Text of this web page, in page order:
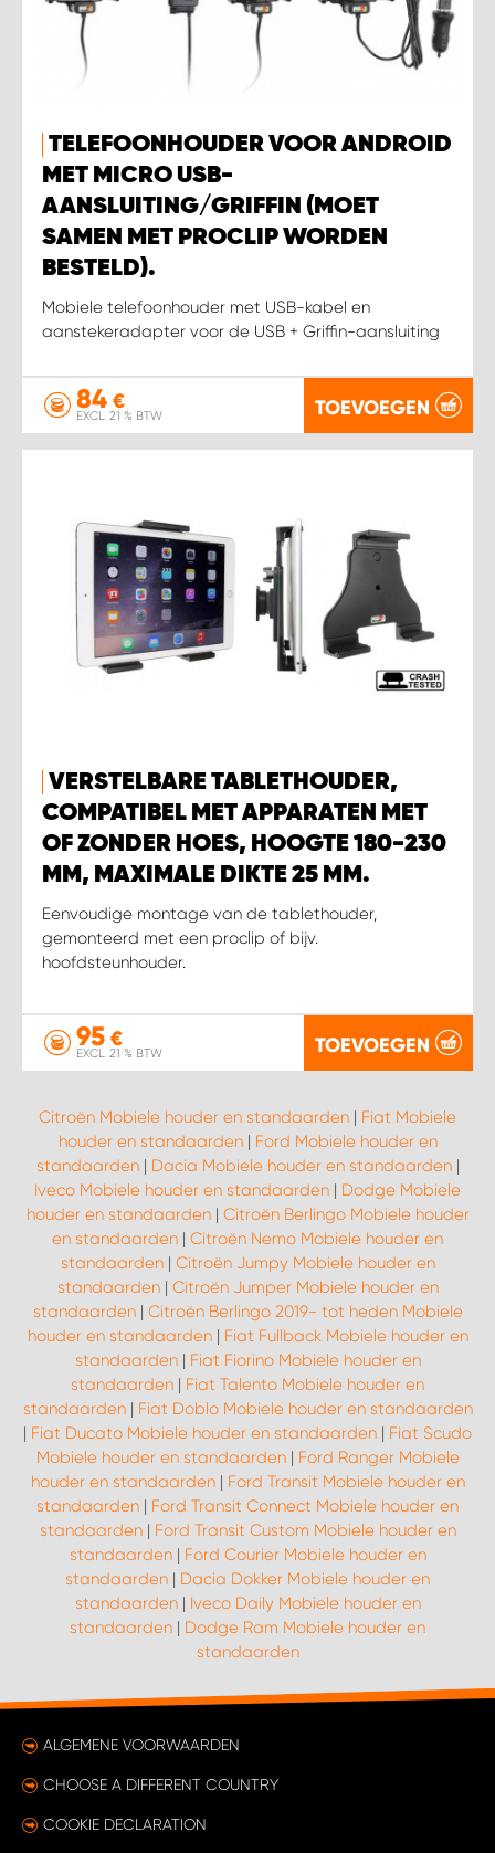
TELEFOONHOUDER VOOR ANDROID
MET MICRO USB-
AANSLUITING/GRIFFIN (MOET
SAMEN MET PROCLIP WORDEN
BESTELD).
Mobiele telefoonhouder met USB-kabel en
aanstekeradapter voor de USB + Griffin-aansluiting
84 €
EXCL. 21 % BTW TOEVOEGEN
VERSTELBARE TABLETHOUDER,
COMPATIBEL MET APPARATEN MET
OF ZONDER HOES, HOOGTE 180-230
MM, MAXIMALE DIKTE 25 MM.
Eenvoudige montage van de tablethouder,
gemonteerd met een proclip of bijv.
hoofdsteunhouder.
95 €
EXCL. 21 % BTW TOEVOEGEN
Citroën Mobiele houder en standaarden | Fiat Mobiele
houder en standaarden| Ford Mobiele houder en
standaarden| Dacia Mobiele houder en standaarden|
Iveco Mobiele houder en standaarden | Dodge Mobiele
houder en standaarden| Citroën Berlingo Mobiele houder
en standaarden | Citroën Nemo Mobiele houder en
standaarden| Citroën Jumpy Mobiele houder en
standaarden| Citroën Jumper Mobiele houder en
standaarden| Citroën Berlingo 2019- tot heden Mobiele
houder en standaarden| Fiat Fullback Mobiele houder en
standaarden| Fiat Fiorino Mobiele houder en
standaarden | Fiat Talento Mobiele houder en
standaarden| Fiat Doblo Mobiele houder en standaarden
| Fiat Ducato Mobiele houder en standaarden | Fiat Scudo
Mobiele houder en standaarden| Ford Ranger Mobiele
houder en standaarden| Ford Transit Mobiele houder en
standaarden | Ford Transit Connect Mobiele houder en
standaarden| Ford Transit Custom Mobiele houder en
standaarden| Ford Courier Mobiele houder en
standaarden | Dacia Dokker Mobiele houder en
standaarden| Iveco Daily Mobiele houder en
standaarden | Dodge Ram Mobiele houder en
standaarden
ALGEMENE VOORWAARDEN
CHOOSE A DIFFERENT COUNTRY
COOKIE DECLARATION